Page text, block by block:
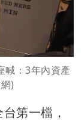
：3年內資產
)
第一檔，